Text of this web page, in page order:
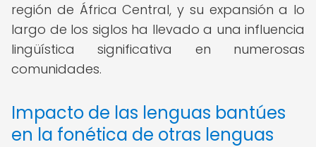
región de África Central, y su expansión a lo
largo de los siglos ha llevado a una influencia
lingüística significativa en numerosas
comunidades.
Impacto de las lenguas bantúes
en la fonética de otras lenguas